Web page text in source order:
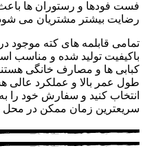
فست فودها و رستوران‌ ها
رضایت بیشتر مشتریان می‌
تمامی قابلمه‌ های کته موجود در
باکیفیت تولید شده و مناسب
کبابی ها و مصارف خانگی
طول عمر بالا و عملکرد عالی
انتخاب کنید و سفارش خود را
سریعترین زمان ممکن در محل